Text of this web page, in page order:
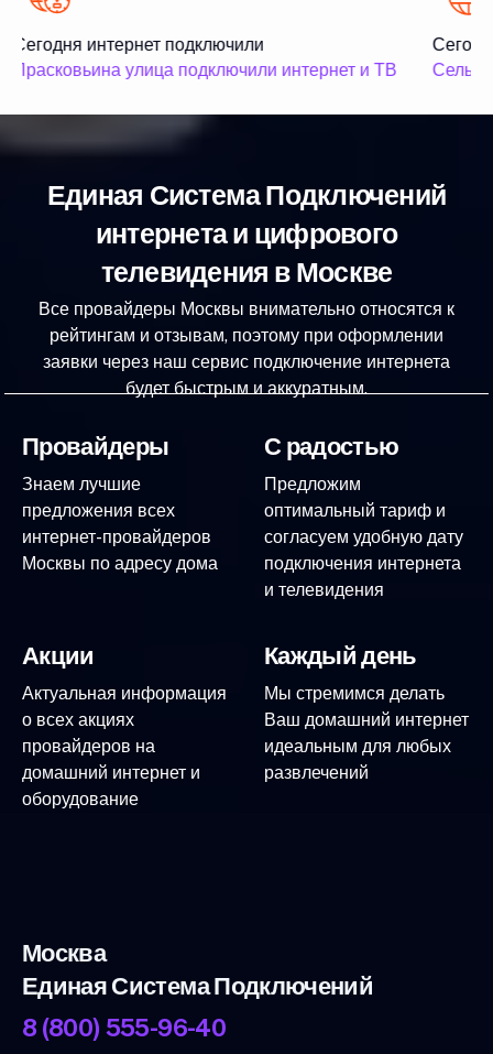
Сегодня интернет подключили
Прасковьина улица подключили интернет и ТВ
Единая Система Подключений
интернета и цифрового
телевидения в Москве
Все провайдеры Москвы внимательно относятся к
рейтингам и отзывам, поэтому при оформлении
заявки через наш сервис подключение интернета
будет быстрым и аккуратным.
Провайдеры
Знаем лучшие
предложения всех
интернет-провайдеров
Москвы по адресу дома
С радостью
Предложим
оптимальный тариф и
согласуем удобную дату
подключения интернета
и телевидения
Акции
Актуальная информация
о всех акциях
провайдеров на
домашний интернет и
оборудование
Каждый день
Мы стремимся делать
Ваш домашний интернет
идеальным для любых
развлечений
Москва
Единая Система Подключений
8 (800) 555-96-40